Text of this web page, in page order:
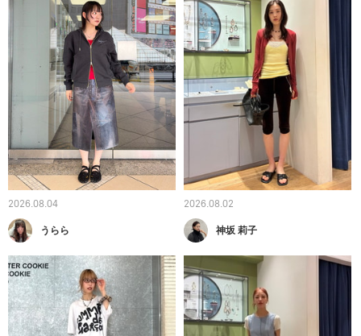
2026.08.04
うらら
2026.08.02
神坂 莉子